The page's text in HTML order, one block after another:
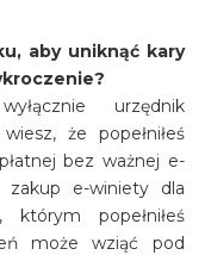
aby uniknąć kary
urzędnik
że popełniłeś
bez ważnej e-
zakup e-winiety dla
którym popełniłeś
może wziąć pod